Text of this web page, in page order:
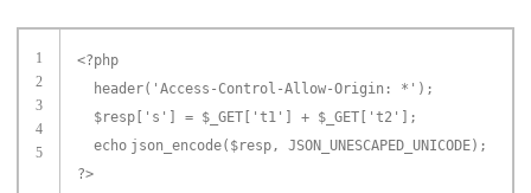
1
2
3
4
5
<?php
header( 'Access-Control-Allow-Origin: *' );
$resp [ 's' ] = $_GET [ 't1' ] + $_GET [ 't2' ];
echo json_encode( $resp, JSON_UNESCAPED_UNICODE);
?>